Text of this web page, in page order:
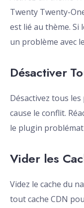
Twenty Twenty-
est lié au thème. Si
un problème avec
Désactiver
Désactivez tous
cause le conflit.
le plugin
Vider les
Videz le cache du
tout cache CDN